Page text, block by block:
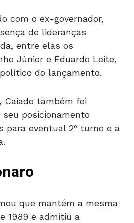
com o ex-governador,
de lideranças
entre elas os
Júnior e Eduardo Leite,
do lançamento.
Caiado também foi
posicionamento
para eventual 2º turno e a
que mantém a mesma
1989 e admitiu a